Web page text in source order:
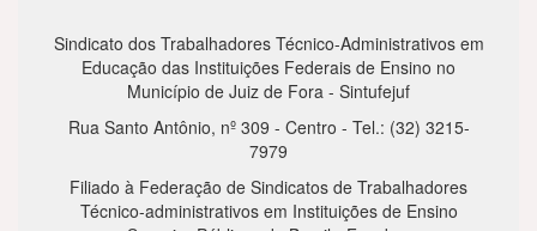
Sindicato dos Trabalhadores Técnico-Administrativos em
Educação das Instituições Federais de Ensino no
Município de Juiz de Fora - Sintufejuf
Rua Santo Antônio, nº 309 - Centro - Tel.: (32) 3215-
7979
Filiado à Federação de Sindicatos de Trabalhadores
Técnico-administrativos em Instituições de Ensino